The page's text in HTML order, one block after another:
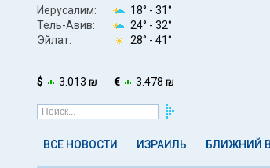
Иерусалим: 18° - 31°
Тель-Авив:
24° - 32°
Эйлат:
28° - 41°
$ 3.013 ₪ € 3.478 ₪
ВСЕ НОВОСТИ ИЗРАИЛЬ БЛИЖНИЙ